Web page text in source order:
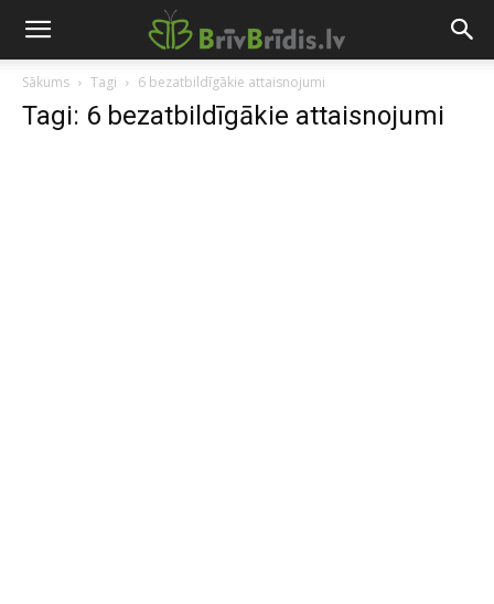
Sākums Tagi 6 bezatbildīgākie attaisnojumi
Tagi: 6 bezatbildīgākie attaisnojumi